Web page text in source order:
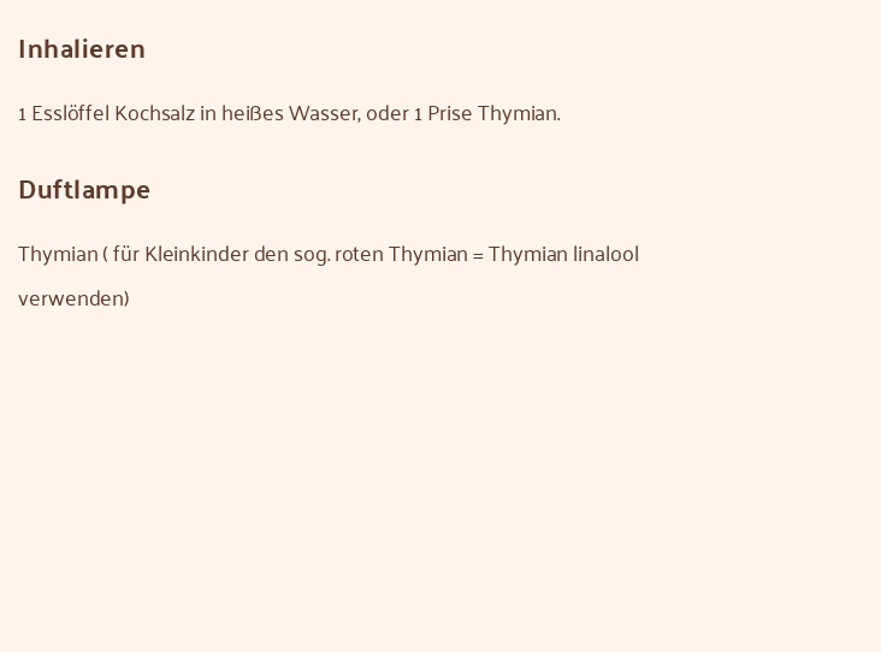
Inhalieren
1 Esslöffel Kochsalz in heißes Wasser, oder 1 Prise Thymian.
Duftlampe
Thymian ( für Kleinkinder den sog. roten Thymian = Thymian linalool
verwenden)